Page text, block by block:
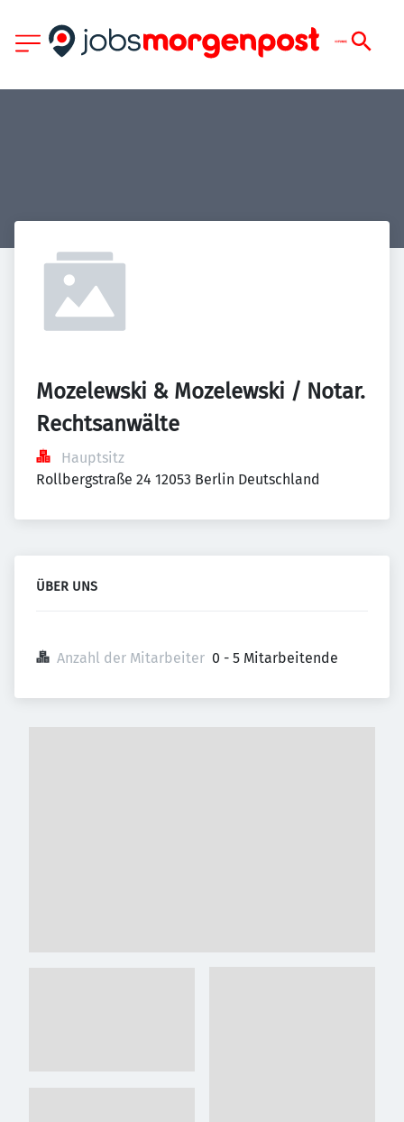
Mozelewski & Mozelewski / Notar.
Rechtsanwälte
Hauptsitz
Rollbergstraße 24 12053 Berlin Deutschland
ÜBER UNS
Anzahl der Mitarbeiter 0 - 5 Mitarbeitende